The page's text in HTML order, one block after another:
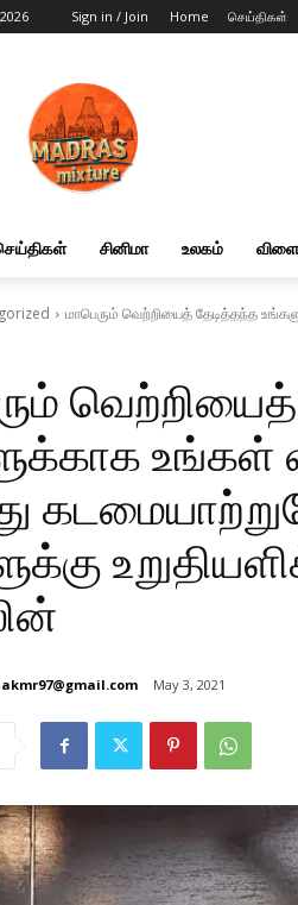
Sign in / Join Home செய்திகள்
சினிமா உலகம்
மாபெரும் வெற்றியைத் தேடித்தந்த
உங்கள்
May 3, 2021